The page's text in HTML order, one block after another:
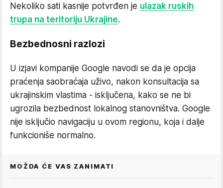
Nekoliko sati kasnije potvrđen je ulazak ruskih
trupa na teritoriju Ukrajine.
Bezbednosni razlozi
U izjavi kompanije Google navodi se da je opcija
praćenja saobraćaja uživo, nakon konsultacija sa
ukrajinskim vlastima - isključena, kako se ne bi
ugrozila bezbednost lokalnog stanovništva. Google
nije isključio navigaciju u ovom regionu, koja i dalje
funkcioniše normalno.
MOŽDA ĆE VAS ZANIMATI